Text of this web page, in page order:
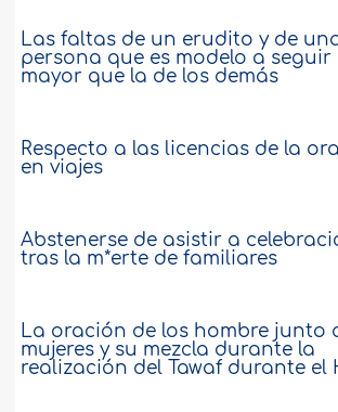
Las faltas de un erudito y de
persona que es modelo a seguir
mayor que la de los demás
Respecto a las licencias de la
en viajes
Abstenerse de asistir a
tras la m*erte de familiares
La oración de los hombre junto
mujeres y su mezcla durante la
realización del Tawaf durante el